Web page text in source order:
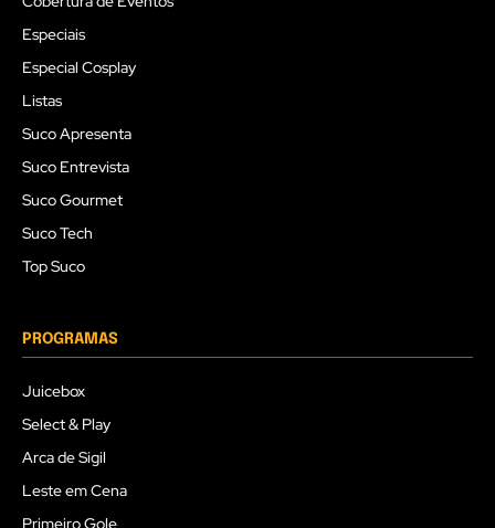
Especiais
Especial Cosplay
Listas
Suco Apresenta
Suco Entrevista
Suco Gourmet
Suco Tech
Top Suco
PROGRAMAS
Juicebox
Select & Play
Arca de Sigil
Leste em Cena
Primeiro Gole